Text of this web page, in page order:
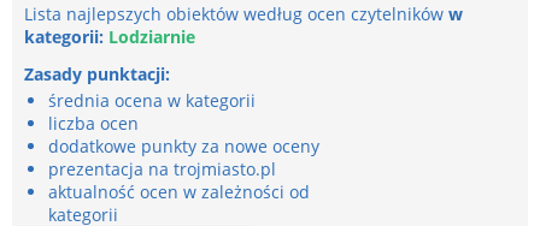
Lista najlepszych obiektów według ocen czytelników w
kategorii: Lodziarnie
Zasady punktacji:
średnia ocena w kategorii
liczba ocen
dodatkowe punkty za nowe oceny
prezentacja na trojmiasto.pl
aktualność ocen w zależności od
kategorii